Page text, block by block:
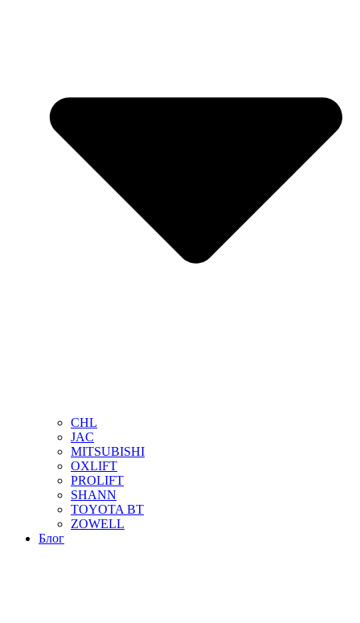
CHL
JAC
MITSUBISHI
OXLIFT
PROLIFT
SHANN
TOYOTA BT
ZOWELL
Блог